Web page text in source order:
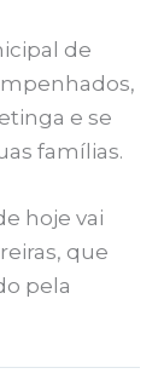
de
e se
famílias.
hoje vai
que
pela